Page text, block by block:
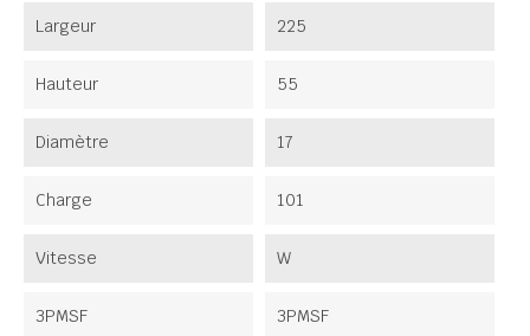
Largeur 225
Hauteur 55
Diamètre 17
Charge 101
Vitesse W
3PMSF 3PMSF